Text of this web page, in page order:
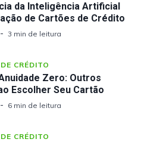
da Inteligência Artificial
de Cartões de Crédito
3 min de leitura
CRÉDITO
Zero: Outros
Escolher Seu Cartão
6 min de leitura
CRÉDITO